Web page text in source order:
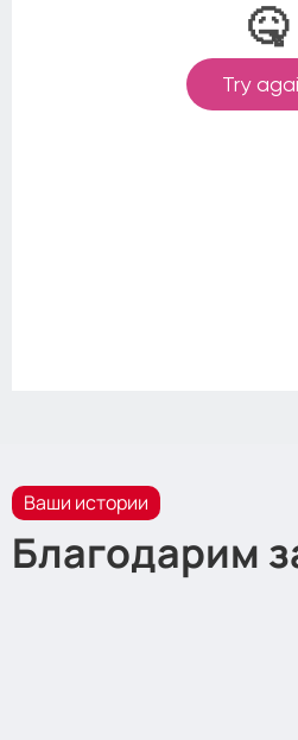
Ваши истории
Благодарим